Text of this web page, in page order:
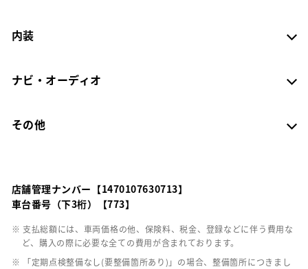
内装
ナビ・オーディオ
その他
店舗管理ナンバー【1470107630713】
車台番号（下3桁）【773】
※ 支払総額には、車両価格の他、保険料、税金、登録などに伴う費用な
ど、購入の際に必要な全ての費用が含まれております。
※ 「定期点検整備なし(要整備箇所あり)」の場合、整備箇所につきまし